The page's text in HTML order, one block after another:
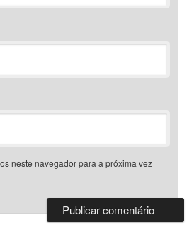
neste navegador para a próxima vez